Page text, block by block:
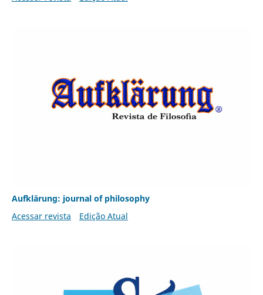
Aufklärung: journal of philosophy
Acessar revista
Edição Atual